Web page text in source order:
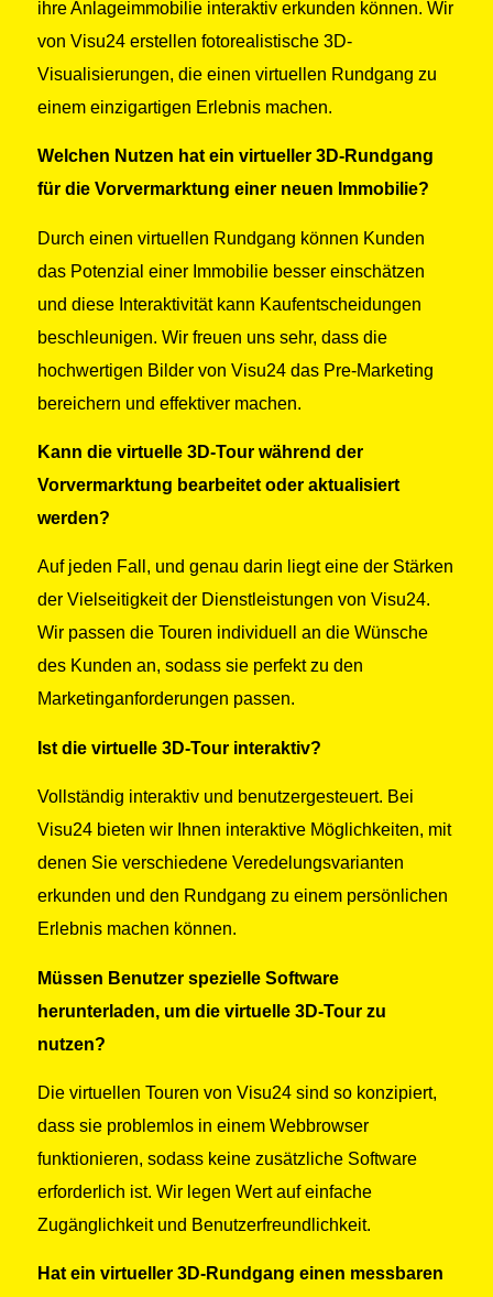
ihre Anlageimmobilie interaktiv erkunden können. Wir
von Visu24 erstellen fotorealistische 3D-
Visualisierungen, die einen virtuellen Rundgang zu
einem einzigartigen Erlebnis machen.
Welchen Nutzen hat ein virtueller 3D-Rundgang
für die Vorvermarktung einer neuen Immobilie?
Durch einen virtuellen Rundgang können Kunden
das Potenzial einer Immobilie besser einschätzen
und diese Interaktivität kann Kaufentscheidungen
beschleunigen. Wir freuen uns sehr, dass die
hochwertigen Bilder von Visu24 das Pre-Marketing
bereichern und effektiver machen.
Kann die virtuelle 3D-Tour während der
Vorvermarktung bearbeitet oder aktualisiert
werden?
Auf jeden Fall, und genau darin liegt eine der Stärken
der Vielseitigkeit der Dienstleistungen von Visu24.
Wir passen die Touren individuell an die Wünsche
des Kunden an, sodass sie perfekt zu den
Marketinganforderungen passen.
Ist die virtuelle 3D-Tour interaktiv?
Vollständig interaktiv und benutzergesteuert. Bei
Visu24 bieten wir Ihnen interaktive Möglichkeiten, mit
denen Sie verschiedene Veredelungsvarianten
erkunden und den Rundgang zu einem persönlichen
Erlebnis machen können.
Müssen Benutzer spezielle Software
herunterladen, um die virtuelle 3D-Tour zu
nutzen?
Die virtuellen Touren von Visu24 sind so konzipiert,
dass sie problemlos in einem Webbrowser
funktionieren, sodass keine zusätzliche Software
erforderlich ist. Wir legen Wert auf einfache
Zugänglichkeit und Benutzerfreundlichkeit.
Hat ein virtueller 3D-Rundgang einen messbaren